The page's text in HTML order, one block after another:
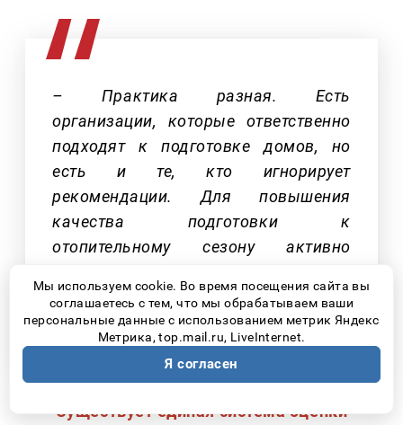
– Практика разная. Есть
организации, которые ответственно
подходят к подготовке домов, но
есть и те, кто игнорирует
рекомендации. Для повышения
качества подготовки к
отопительному сезону активно
Администрациях, оперативно
привлекаем ГЖИ.
Существует единая система оценки
Мы используем cookie. Во время посещения сайта вы
соглашаетесь с тем, что мы обрабатываем ваши
персональные данные с использованием метрик Яндекс
Метрика, top.mail.ru, LiveInternet.
Я согласен